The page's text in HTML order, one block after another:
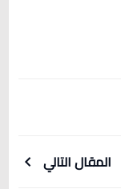
المقال التالي